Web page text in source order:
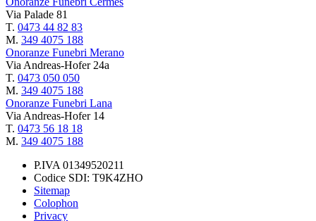
Via Palade 81
T. 0473 44 82 83
M. 349 4075 188
Onoranze Funebri Merano
Via Andreas-Hofer 24a
T. 0473 050 050
M. 349 4075 188
Onoranze Funebri Lana
Via Andreas-Hofer 14
T. 0473 56 18 18
M. 349 4075 188
P.IVA 01349520211
Codice SDI: T9K4ZHO
Sitemap
Colophon
Privacy